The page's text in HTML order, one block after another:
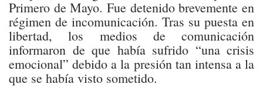
Primero de Mayo. Fue detenido brevemente en
régimen de incomunicación. Tras su puesta en
libertad, los medios de comunicación
informaron de que había sufrido “una crisis
emocional” debido a la presión tan intensa a la
que se había visto sometido.